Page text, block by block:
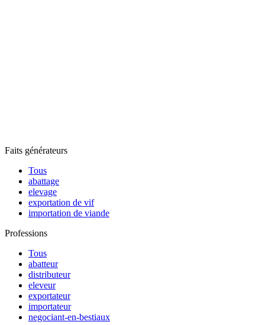
Faits générateurs
Tous
abattage
elevage
exportation de vif
importation de viande
Professions
Tous
abatteur
distributeur
eleveur
exportateur
importateur
negociant-en-bestiaux